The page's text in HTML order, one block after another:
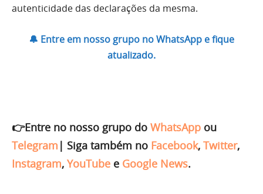
autenticidade das declarações da mesma.
🔔 Entre em nosso grupo no WhatsApp e fique
atualizado.
👉Entre no nosso grupo do WhatsApp ou
Telegram | Siga também no Facebook, Twitter,
Instagram, YouTube e Google News.